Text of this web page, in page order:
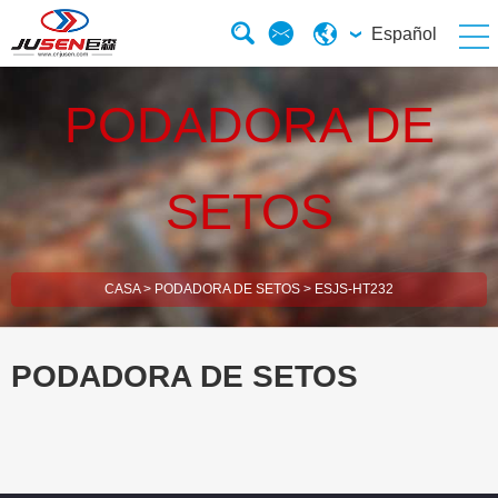
Español
PODADORA DE
SETOS
CASA> PODADORA DE SETOS > ESJS-HT232
PODADORA DE SETOS
esHedge Trimmer